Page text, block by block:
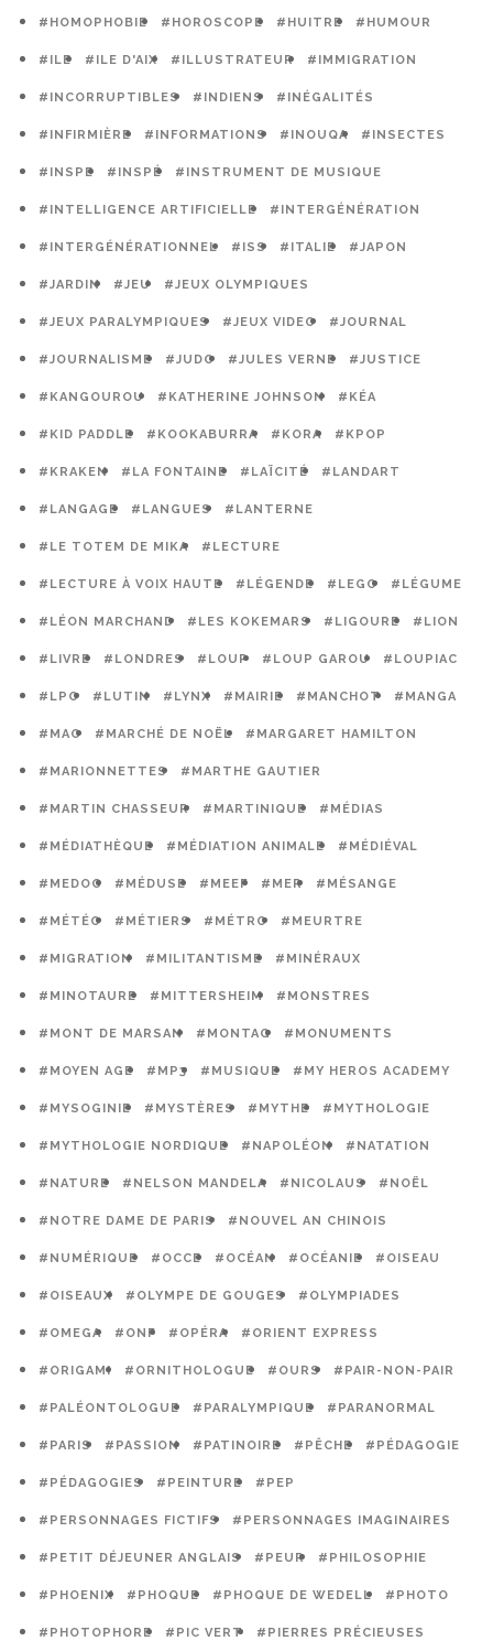
#HOMOPHOBIE #HOROSCOPE #HUITRE #HUMOUR
#ILE #ILE D'AIX #ILLUSTRATEUR #IMMIGRATION
#INCORRUPTIBLES #INDIENS #INÉGALITÉS
#INFIRMIÈRE #INFORMATIONS #INOUQA #INSECTES
#INSPE #INSPÉ #INSTRUMENT DE MUSIQUE
#INTELLIGENCE ARTIFICIELLE #INTERGÉNÉRATION
#INTERGÉNÉRATIONNEL #ISS #ITALIE #JAPON
#JARDIN #JEU #JEUX OLYMPIQUES
#JEUX PARALYMPIQUES #JEUX VIDEO #JOURNAL
#JOURNALISME #JUDO #JULES VERNE #JUSTICE
#KANGOUROU #KATHERINE JOHNSON #KÉA
#KID PADDLE #KOOKABURRA #KORA #KPOP
#KRAKEN #LA FONTAINE #LAÏCITÉ #LANDART
#LANGAGE #LANGUES #LANTERNE
#LE TOTEM DE MIKA #LECTURE
#LECTURE À VOIX HAUTE #LÉGENDE #LEGO #LÉGUME
#LÉON MARCHAND #LES KOKEMARS #LIGOURE #LION
#LIVRE #LONDRES #LOUP #LOUP GAROU #LOUPIAC
#LPO #LUTIN #LYNX #MAIRIE #MANCHOT #MANGA
#MAO #MARCHÉ DE NOËL #MARGARET HAMILTON
#MARIONNETTES #MARTHE GAUTIER
#MARTIN CHASSEUR #MARTINIQUE #MÉDIAS
#MÉDIATHÈQUE #MÉDIATION ANIMALE #MÉDIÉVAL
#MEDOC #MÉDUSE #MEEF #MER #MÉSANGE
#MÉTÉO #MÉTIERS #MÉTRO #MEURTRE
#MIGRATION #MILITANTISME #MINÉRAUX
#MINOTAURE #MITTERSHEIM #MONSTRES
#MONT DE MARSAN #MONTAG #MONUMENTS
#MOYEN AGE #MP3 #MUSIQUE #MY HEROS ACADEMY
#MYSOGINIE #MYSTÈRES #MYTHE #MYTHOLOGIE
#MYTHOLOGIE NORDIQUE #NAPOLÉON #NATATION
#NATURE #NELSON MANDELA #NICOLAUS #NOËL
#NOTRE DAME DE PARIS #NOUVEL AN CHINOIS
#NUMÉRIQUE #OCCE #OCÉAN #OCÉANIE #OISEAU
#OISEAUX #OLYMPE DE GOUGES #OLYMPIADES
#OMEGA #ONF #OPÉRA #ORIENT EXPRESS
#ORIGAMI #ORNITHOLOGUE #OURS #PAIR-NON-PAIR
#PALÉONTOLOGUE #PARALYMPIQUE #PARANORMAL
#PARIS #PASSION #PATINOIRE #PÊCHE #PÉDAGOGIE
#PÉDAGOGIES #PEINTURE #PEP
#PERSONNAGES FICTIFS #PERSONNAGES IMAGINAIRES
#PETIT DÉJEUNER ANGLAIS #PEUR #PHILOSOPHIE
#PHOENIX #PHOQUE #PHOQUE DE WEDELL #PHOTO
#PHOTOPHORE #PIC VERT #PIERRES PRÉCIEUSES